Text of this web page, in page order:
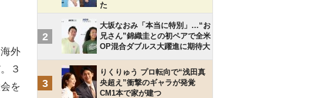
外
３
を
た
2
大坂なおみ「本当に特別」…“お
兄さん”錦織圭との初ペアで全米
OP混合ダブルス大躍進に期待大
3
りくりゅう プロ転向で“浅田真
央超え”衝撃のギャラが発覚
CM1本で家が建つ